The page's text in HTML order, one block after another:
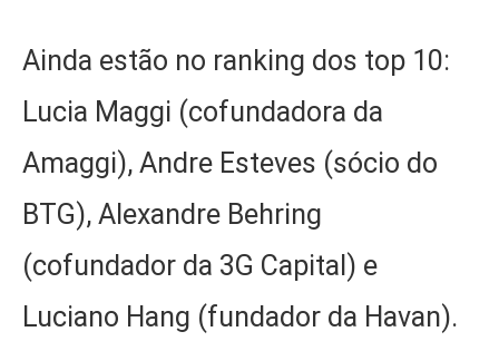
Ainda estão no ranking dos top 10:
Lucia Maggi (cofundadora da
Amaggi), Andre Esteves (sócio do
BTG), Alexandre Behring
(cofundador da 3G Capital) e
Luciano Hang (fundador da Havan).